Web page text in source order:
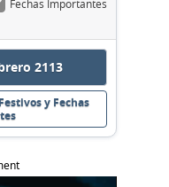
Fechas Importantes
2113
y Fechas